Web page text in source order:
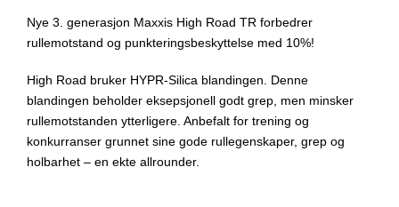
Nye 3. generasjon Maxxis High Road TR forbedrer
rullemotstand og punkteringsbeskyttelse med 10%!
High Road bruker HYPR-Silica blandingen. Denne
blandingen beholder eksepsjonell godt grep, men minsker
rullemotstanden ytterligere. Anbefalt for trening og
konkurranser grunnet sine gode rullegenskaper, grep og
holbarhet – en ekte allrounder.